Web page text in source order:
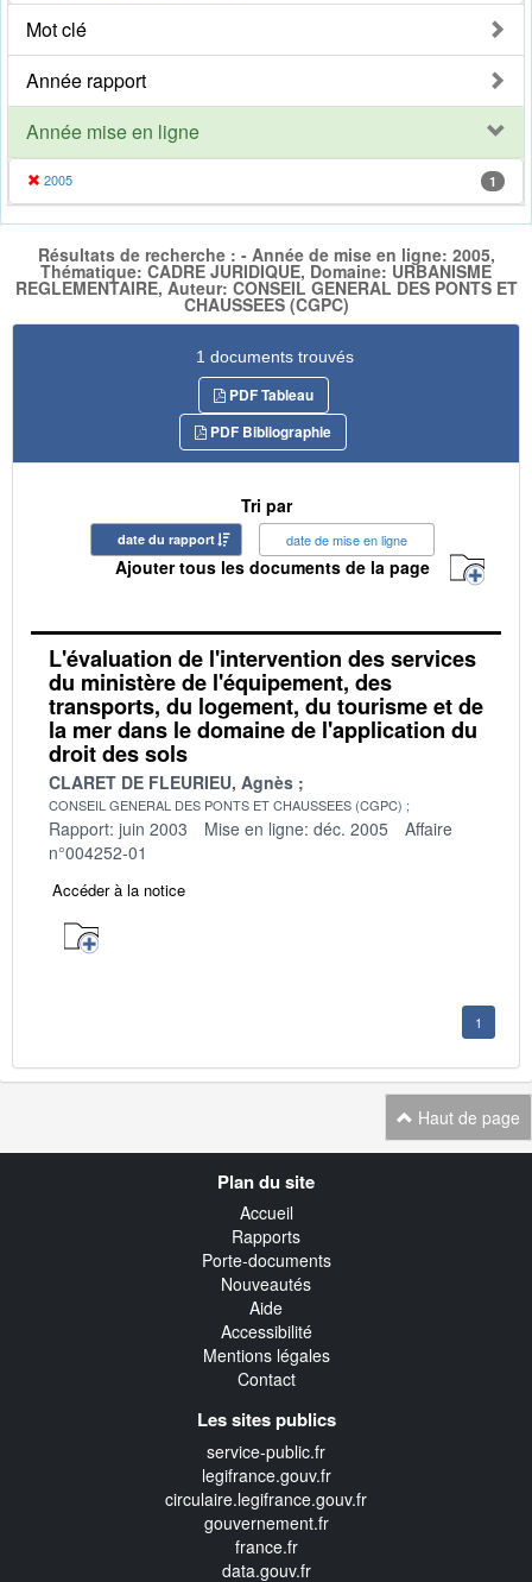
Mot clé
Année rapport
Année mise en ligne
2005 1
Résultats de recherche : - Année de mise en ligne: 2005,
Thématique: CADRE JURIDIQUE, Domaine: URBANISME
REGLEMENTAIRE, Auteur: CONSEIL GENERAL DES PONTS ET
CHAUSSEES (CGPC)
1 documents trouvés
PDF Tableau
PDF Bibliographie
Tri par
date du rapport date de mise en ligne
Ajouter tous les documents de la page
L'évaluation de l'intervention des services
du ministère de l'équipement, des
transports, du logement, du tourisme et de
la mer dans le domaine de l'application du
droit des sols
CLARET DE FLEURIEU, Agnès
CONSEIL GENERAL DES PONTS ET CHAUSSEES (CGPC)
Rapport: juin 2003 Mise en ligne: déc. 2005
Affaire
n°004252-01
Accéder à la notice
1
Haut de page
Plan du site
Accueil
Rapports
Porte-documents
Nouveautés
Aide
Accessibilité
Mentions légales
Contact
Les sites publics
service-public.fr
legifrance.gouv.fr
circulaire.legifrance.gouv.fr
gouvernement.fr
france.fr
data.gouv.fr